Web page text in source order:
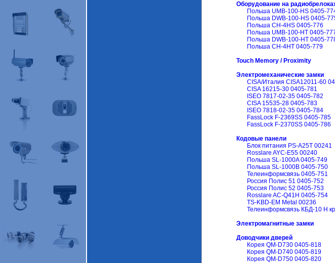
Оборудование на
Польша UMB-100-HS 0405-
Польша DWB-100-HS 0405-
Польша CH-4HS 0405-776
Польша UMB-100-HT 0405-
Польша DWB-100-HT 0405-
Польша CH-4HT 0405-779
Touch Memory / Proximity
Электромеханические замки
CISA/Италия CISA12011-60
CISA 16215-30 0405-781
ISEO 7817-02-35 0405-782
CISA 15535-28 0405-783
ISEO 7818-02-35 0405-784
FassLock F-2369SS 0405-785
FassLock F-2370SS 0405-786
Кодовые панели
Блок питания PS-A25T 00241
Rosslare AYC-E55 00240
Польша SL-1000A 0405-749
Польша SL-1000B 0405-750
Телеинформсвязь 0405-751
Россия Полис 51 0405-752
Россия Полис 52 0405-753
Rosslare AC-Q41H 0405-754
TS-KBD-EM Metal 00236
Телеинформсвязь КБД-10 Н
Электромагнитные замки
Доводчики дверей
Корея QM-D730 0405-818
Корея QM-D740 0405-819
Корея QM-D750 0405-820